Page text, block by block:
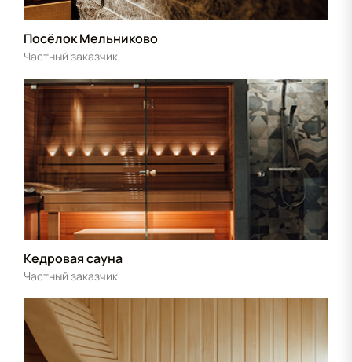
Посёлок Мельниково
Частный заказчик
Кедровая сауна
Частный заказчик